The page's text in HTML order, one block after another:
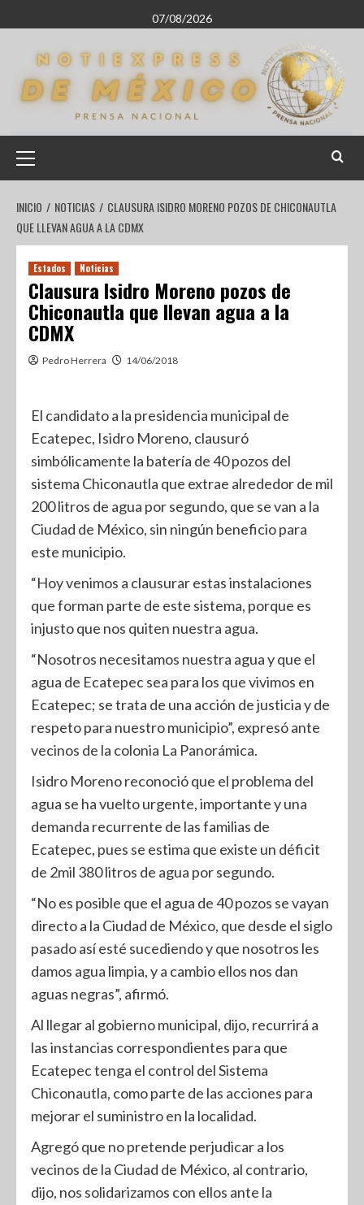
07/08/2026
INICIO NOTICIAS
CLAUSURA ISIDRO MORENO POZOS DE CHICONAUTLA
QUE LLEVAN AGUA A LA CDMX
Estados Noticias
Clausura Isidro Moreno pozos de
Chiconautla que llevan agua a la
CDMX
Pedro Herrera 14/06/2018
El candidato a la presidencia municipal de
Ecatepec, Isidro Moreno, clausuró
simbólicamente la batería de 40 pozos del
sistema Chiconautla que extrae alrededor de mil
200 litros de agua por segundo, que se van a la
Ciudad de México, sin ningún beneficio para
este municipio.
“Hoy venimos a clausurar estas instalaciones
que forman parte de este sistema, porque es
injusto que nos quiten nuestra agua.
“Nosotros necesitamos nuestra agua y que el
agua de Ecatepec sea para los que vivimos en
Ecatepec; se trata de una acción de justicia y de
respeto para nuestro municipio”, expresó ante
vecinos de la colonia La Panorámica.
Isidro Moreno reconoció que el problema del
agua se ha vuelto urgente, importante y una
demanda recurrente de las familias de
Ecatepec, pues se estima que existe un déficit
de 2mil 380 litros de agua por segundo.
“No es posible que el agua de 40 pozos se vayan
directo a la Ciudad de México, que desde el siglo
pasado así esté sucediendo y que nosotros les
damos agua limpia, y a cambio ellos nos dan
aguas negras”, afirmó.
Al llegar al gobierno municipal, dijo, recurrirá a
las instancias correspondientes para que
Ecatepec tenga el control del Sistema
Chiconautla, como parte de las acciones para
mejorar el suministro en la localidad.
Agregó que no pretende perjudicar a los
vecinos de la Ciudad de México, al contrario,
dijo, nos solidarizamos con ellos ante la